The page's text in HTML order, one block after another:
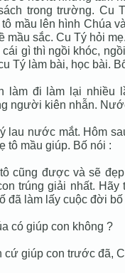
trong trường. Cu
tô mầu lên hình Chúa
mầu sắc. Cu Tý hỏi
cái gì thì ngồi khóc,
Tý làm bài, học bài.
làm đi làm lại nhiều
người kiên nhẫn.
lau nước mắt. Hôm
tô mầu giúp. Bố nói :
cũng được và sẽ
trúng giải nhất.
đã làm lấy cuộc đời bố
có giúp con không ?
cứ giúp con trước đã,